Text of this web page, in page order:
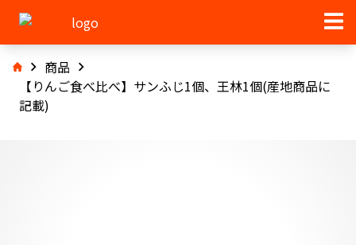
商品
【りんご食べ比べ】サンふじ1個、王林1個(産地商品に
記載)